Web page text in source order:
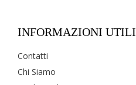
INFORMAZIONI UTILI
Contatti
Chi Siamo